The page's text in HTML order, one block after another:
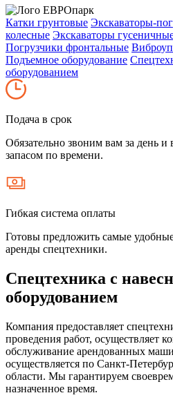
Катки грунтовые Экскаваторы-
колесные Экскаваторы
Погрузчики фронтальные
Подъемное оборудование
оборудованием
Подача в срок
Обязательно звоним вам за день
запасом по времени.
Гибкая система оплаты
Готовы предложить самые
аренды спецтехники.
Спецтехника с
оборудованием
Компания предоставляет
проведения работ, осуществляет
обслуживание арендованных
осуществляется по Санкт-
области. Мы гарантируем
назначенное время.